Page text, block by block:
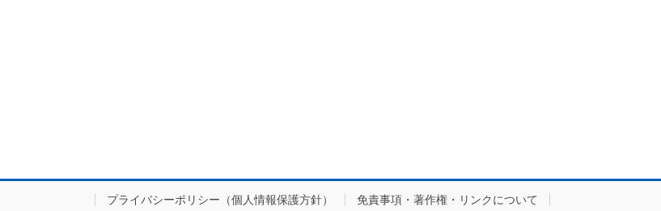
プライバシーポリシー（個人情報保護方針） 免責事項・著作権・リンクについて